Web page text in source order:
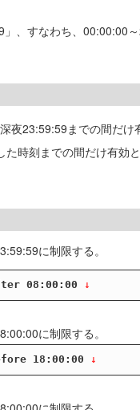
、すなわち、00:00:00
夜23:59:59までの間だ
た時刻までの間だけ有効
に制限する。
08:00:00 ↓
に制限する。
18:00:00 ↓